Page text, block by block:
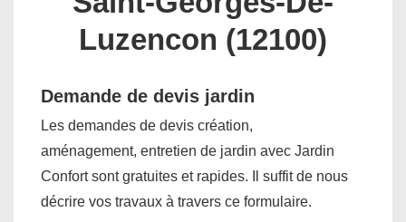
Luzencon (12100)
Demande de devis jardin
Les demandes de devis création,
aménagement, entretien de jardin avec Jardin
Confort sont gratuites et rapides. Il suffit de nous
décrire vos travaux à travers ce formulaire.